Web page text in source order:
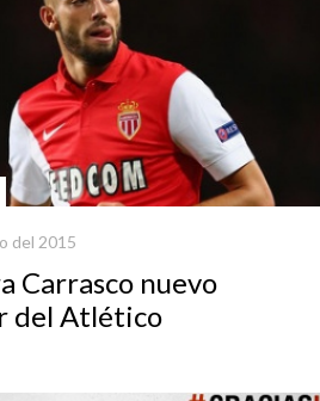
del 2015
Carrasco nuevo
del Atlético